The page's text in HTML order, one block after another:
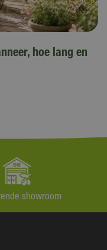
hoe lang en
showroom